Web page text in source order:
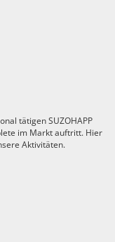
tätigen SUZOHAPP
im Markt auftritt. Hier
Aktivitäten.